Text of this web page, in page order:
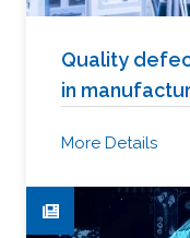
Quality
in
More Details